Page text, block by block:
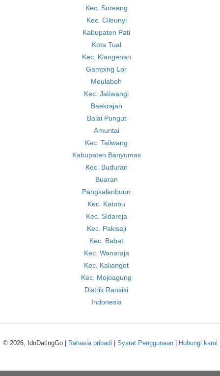
Kec. Soreang
Kec. Cileunyi
Kabupaten Pati
Kota Tual
Kec. Klangenan
Gamping Lor
Meulaboh
Kec. Jatiwangi
Baekrajan
Balai Pungut
Amuntai
Kec. Taliwang
Kabupaten Banyumas
Kec. Buduran
Buaran
Pangkalanbuun
Kec. Katobu
Kec. Sidareja
Kec. Pakisaji
Kec. Babat
Kec. Wanaraja
Kec. Kalianget
Kec. Mojoagung
Distrik Ransiki
Indonesia
© 2026, IdnDatingGo | Rahasia pribadi Syarat Penggunaan| Hubungi kami